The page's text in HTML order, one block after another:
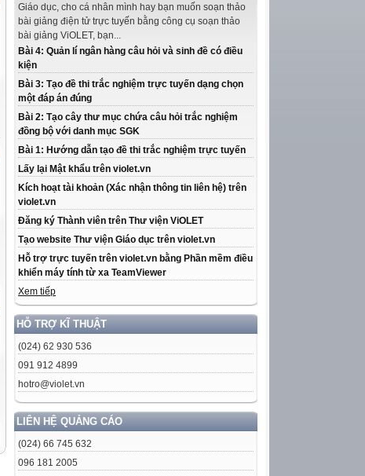
Giáo dục, cho cá nhân mình hay bạn muốn soạn thảo
bài giảng điện tử trực tuyến bằng công cụ soạn thảo
bài giảng ViOLET, bạn...
Bài 4: Quản lí ngân hàng câu hỏi và sinh đề có điều
kiện
Bài 3: Tạo đề thi trắc nghiệm trực tuyến dạng chọn
một đáp án đúng
Bài 2: Tạo cây thư mục chứa câu hỏi trắc nghiệm
đồng bộ với danh mục SGK
Bài 1: Hướng dẫn tạo đề thi trắc nghiệm trực tuyến
Lấy lại Mật khẩu trên violet.vn
Kích hoạt tài khoản (Xác nhận thông tin liên hệ) trên
violet.vn
Đăng ký Thành viên trên Thư viện ViOLET
Tạo website Thư viện Giáo dục trên violet.vn
Hỗ trợ trực tuyến trên violet.vn bằng Phần mềm điều
khiển máy tính từ xa TeamViewer
Xem tiếp
HỖ TRỢ KĨ THUẬT
(024) 62 930 536
091 912 4899
hotro@violet.vn
LIÊN HỆ QUẢNG CÁO
(024) 66 745 632
096 181 2005